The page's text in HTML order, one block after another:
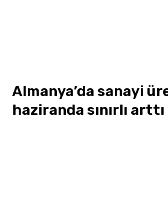
Almanya’da sanayi
haziranda sınırlı arttı